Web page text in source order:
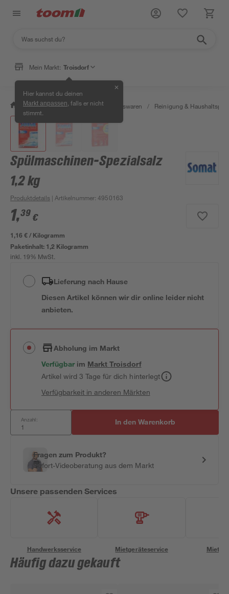
Mein Markt: Troisdorf
Hier kannst du deinen
Markt anpassen , falls er nicht
stimmt.
✕
/ Wohnen & Haushalt / Haushaltswaren / Reinigung &
Spülmaschinen-Spezialsalz
1,2 kg
Produktdetails | Artikelnummer:4950163
1,39 €
1,16 € / Kilogramm
Paketinhalt: 1,2 Kilogramm
inkl. 19% MwSt.
Lieferung nach Hause
Diesen Artikel können wir dir online leider nicht
anbieten.
Abholung im Markt
Verfügbar im MarktTroisdorf
Artikel wird 3 Tage für dich hinterlegt
Verfügbarkeit in anderen Märkten
Anzahl: In den Warenkorb
Fragen zum Produkt?
Sofort-Videoberatung aus dem Markt
Unsere passenden Services
Handwerksservice Mietgeräteservice
Häufig dazu gekauft